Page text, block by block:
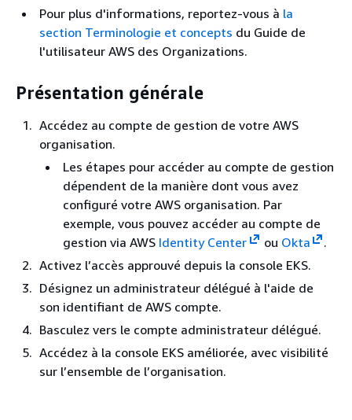
Pour plus d'informations, reportez-vous à la
section Terminologie et concepts du Guide de
l'utilisateur AWS des Organizations.
Présentation générale
Accédez au compte de gestion de votre AWS
organisation.
Les étapes pour accéder au compte de gestion
dépendent de la manière dont vous avez
configuré votre AWS organisation. Par
exemple, vous pouvez accéder au compte de
gestion via AWS Identity Center ou Okta
.
Activez l’accès approuvé depuis la console EKS.
Désignez un administrateur délégué à l'aide de
son identifiant de AWS compte.
Basculez vers le compte administrateur délégué.
Accédez à la console EKS améliorée, avec visibilité
sur l’ensemble de l’organisation.